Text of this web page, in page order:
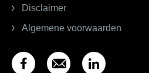
Disclaimer
Algemene voorwaarden